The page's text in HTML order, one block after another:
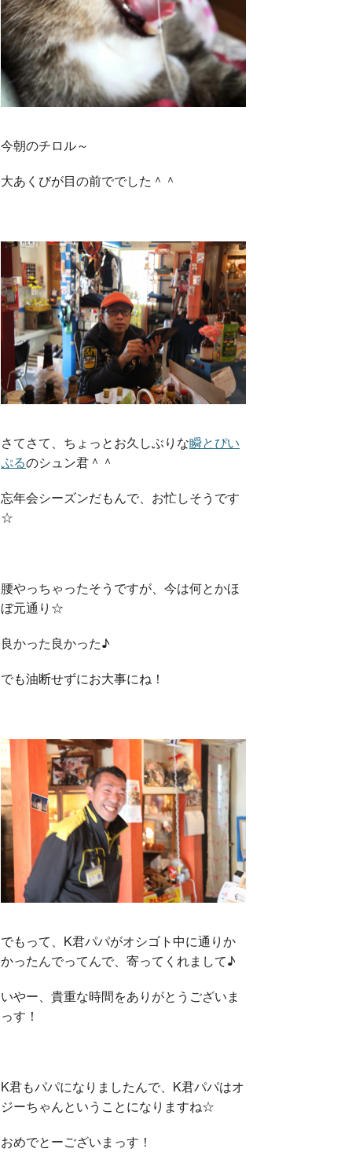
k
今朝のチロル～
大あくびが目の前ででした＾＾
さてさて、ちょっとお久しぶりな瞬とぴい
ぷるのシュン君＾＾
忘年会シーズンだもんで、お忙しそうです
☆
腰やっちゃったそうですが、今は何とかほ
ぼ元通り☆
良かった良かった♪
でも油断せずにお大事にね！
でもって、K君パパがオシゴト中に通りか
かったんでってんで、寄ってくれまして♪
いやー、貴重な時間をありがとうございま
っす！
K君もパパになりましたんで、K君パパはオ
ジーちゃんということになりますね☆
おめでとーございまっす！